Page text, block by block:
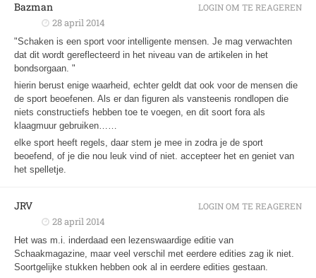
Bazman
28 april 2014
"Schaken is een sport voor intelligente mensen. Je mag verwachten
dat dit wordt gereflecteerd in het niveau van de artikelen in het
bondsorgaan. "
hierin berust enige waarheid, echter geldt dat ook voor de mensen die
de sport beoefenen. Als er dan figuren als vansteenis rondlopen die
niets constructiefs hebben toe te voegen, en dit soort fora als
klaagmuur gebruiken……
elke sport heeft regels, daar stem je mee in zodra je de sport
beoefend, of je die nou leuk vind of niet. accepteer het en geniet van
het spelletje.
LOGIN OM TE REAGEREN
JRV
28 april 2014
Het was m.i. inderdaad een lezenswaardige editie van
Schaakmagazine, maar veel verschil met eerdere edities zag ik niet.
Soortgelijke stukken hebben ook al in eerdere edities gestaan.
LOGIN OM TE REAGEREN